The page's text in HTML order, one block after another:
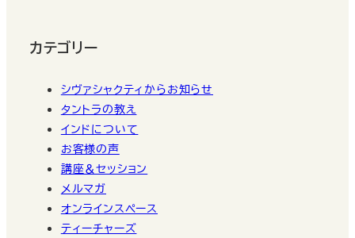
カテゴリー
シヴァシャクティからお知らせ
タントラの教え
インドについて
お客様の声
講座＆セッション
メルマガ
オンラインスペース
ティーチャーズ